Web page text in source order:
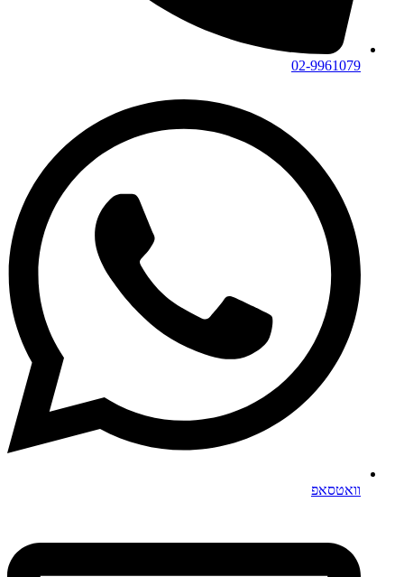
02-9961079
וואטסאפ